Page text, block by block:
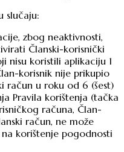
slučaju:
zbog neaktivnosti,
Članski-korisnički
nisu koristili aplikaciju 1
korisnik nije prikupio
račun u roku od 6 (šest)
Pravila korištenja (tačka
računa, Član-
račun, ne može
korištenje pogodnosti